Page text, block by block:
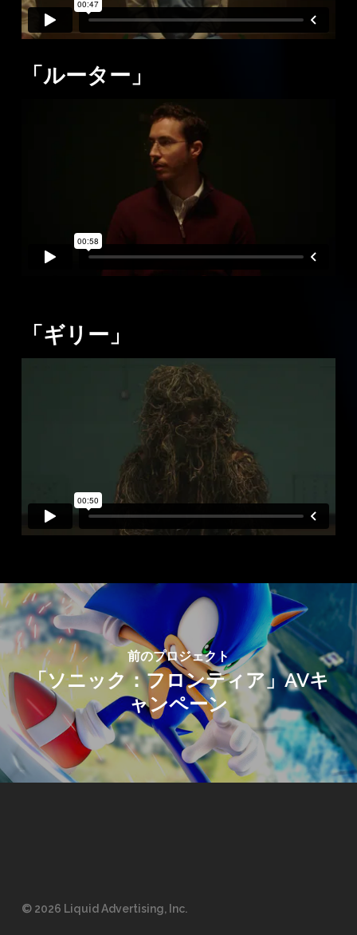
「ルーター」
「ギリー」
前のプロジェクト
「ソニック：フロンティア」AVキ
ャンペーン
© 2026 Liquid Advertising, Inc.